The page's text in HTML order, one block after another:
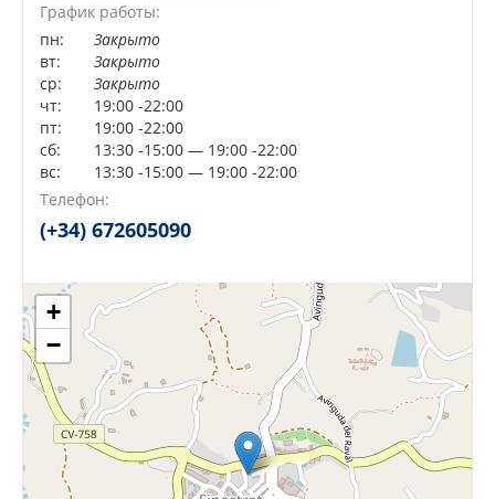
График работы:
пн:
Закрыто
вт:
Закрыто
ср:
Закрыто
чт:
19:00 -22:00
пт:
19:00 -22:00
сб:
13:30 -15:00 — 19:00 -22:00
вс:
13:30 -15:00 — 19:00 -22:00
Сейчас открыто!
Сейчас закрыто!
Телефон:
(+34) 672605090
+
−